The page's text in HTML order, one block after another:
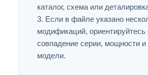
каталог, схема или
Если в файле указано
модификаций, ориентируйтесь
совпадение серии, мощности и
модели.